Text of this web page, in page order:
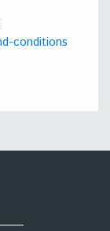
conditions